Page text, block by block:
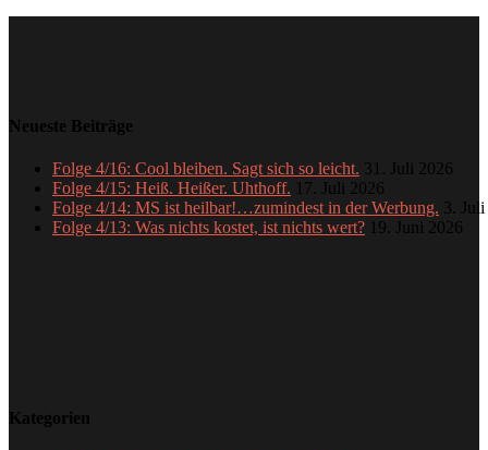
Neueste Beiträge
Folge 4/16: Cool bleiben. Sagt sich so leicht. 31. Juli 2026
Folge 4/15: Heiß. Heißer. Uhthoff. 17. Juli 2026
Folge 4/14: MS ist heilbar!…zumindest in der Werbung. 3.
Folge 4/13: Was nichts kostet, ist nichts wert? 19. Juni 2026
Kategorien